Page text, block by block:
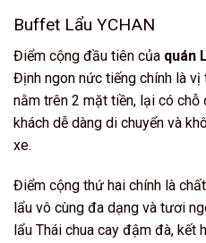
Buffet Lẩu YCHAN
Điểm cộng đầu tiên của quán
Định ngon nức tiếng chính là vị
nằm trên 2 mặt tiền, lại có
khách dễ dàng di chuyển và
xe.
Điểm cộng thứ hai chính là
lẩu vô cùng đa dạng và tươi
lẩu Thái chua cay đậm đà,